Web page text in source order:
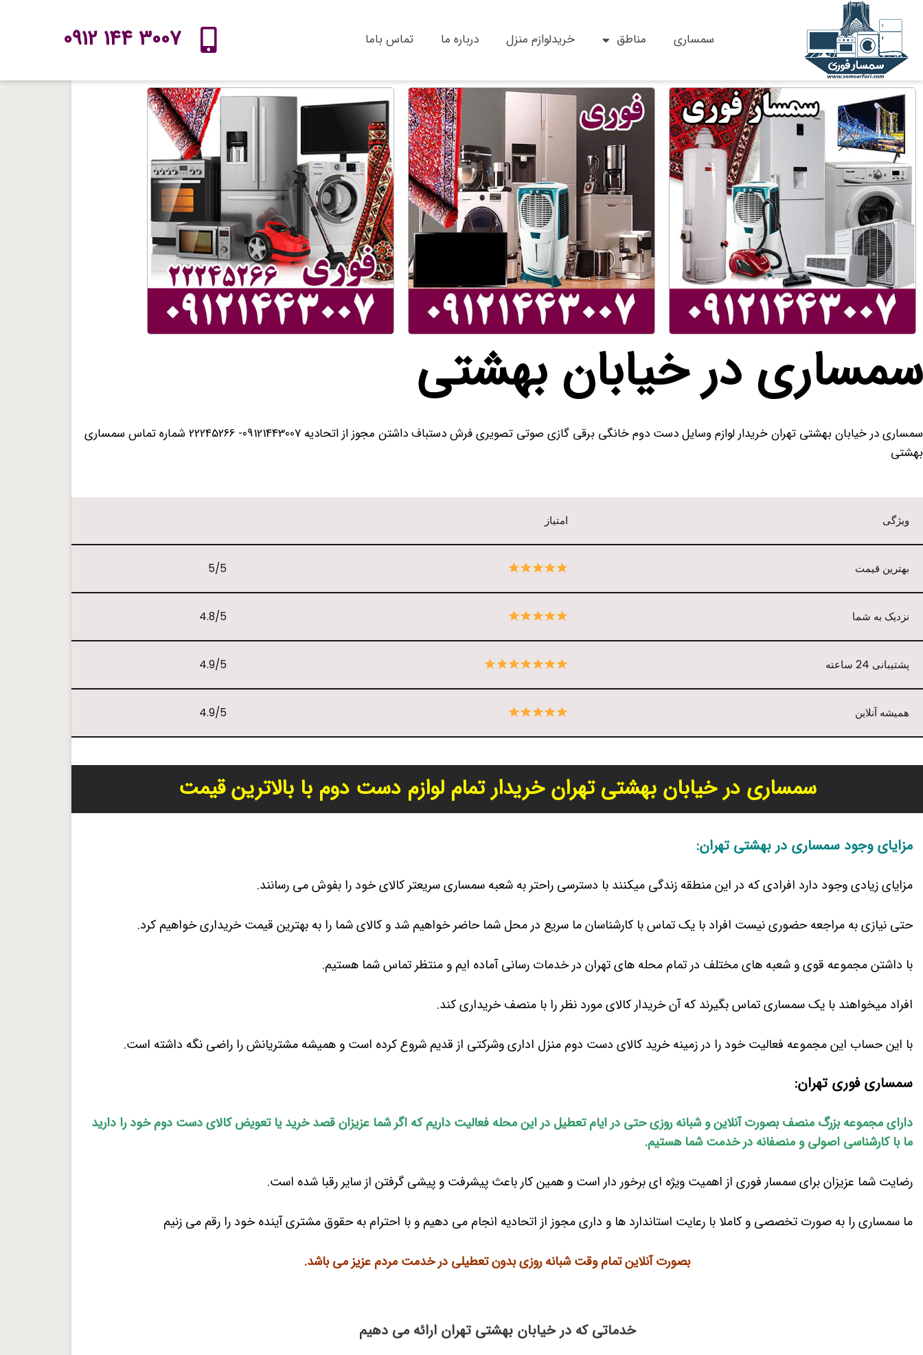
به
محتوا
سمساری مناطق خریدلوازم منزل درباره ما تماس باما 3007 144 0912
سمساری در خیابان بهشتی
سمساری در خیابان بهشتی تهران خریدار لوازم وسایل دست دوم خانگی برقی گازی صوتی تصویری فرش دستباف داشتن مجوز از اتحادیه 09121443007- 22245266 شماره تماس سمساری
بهشتی
ویژگی امتیاز
بهترین قیمت 5/5
نزدیک به شما 4.8/5
پشتیبانی 24 ساعته 4.9/5
همیشه آنلاین 4.9/5
سمساری در خیابان بهشتی تهران خریدار تمام لوازم دست دوم با بالاترین قیمت
مزایای وجود سمساری در بهشتی تهران:
مزایای زیادی وجود دارد افرادی که در این منطقه زندگی میکنند با دسترسی راحتر به شعبه سمساری سریعتر کالای خود را بفوش می رسانند.
حتی نیازی به مراجعه حضوری نیست افراد با یک تماس با کارشناسان ما سریع در محل شما حاضر خواهیم شد و کالای شما را به بهترین قیمت خریداری خواهیم کرد.
با داشتن مجموعه قوی و شعبه های مختلف در تمام محله های تهران در خدمات رسانی آماده ایم و منتظر تماس شما هستیم.
افراد میخواهند با یک سمساری تماس بگیرند که آن خریدار کالای مورد نظر را با منصف خریداری کند.
با این حساب این مجموعه فعالیت خود را در زمینه خرید کالای دست دوم منزل اداری وشرکتی از قدیم شروع کرده است و همیشه مشتریانش را راضی نگه داشته است.
سمساری فوری تهران:
دارای مجموعه بزرگ منصف بصورت آنلاین و شبانه روزی حتی در ایام تعطیل در این محله فعالیت داریم که اگر شما عزیزان قصد خرید یا تعویض کالای دست دوم خود را دارید
ما با کارشناسی اصولی و منصفانه در خدمت شما هستیم.
رضایت شما عزیزان برای سمسار فوری از اهمیت ویژه ای برخور دار است و همین کار باعث پیشرفت و پیشی گرفتن از سایر رقبا شده است.
ما سمساری را به صورت تخصصی و کاملا با رعایت استاندارد ها و داری مجوز از اتحادیه انجام می دهیم و با احترام به حقوق مشتری آینده خود را رقم می زنیم
بصورت آنلاین تمام وقت شبانه روزی بدون تعطیلی در خدمت مردم عزیز می باشد.
خدماتی که در خیابان بهشتی تهران ارائه می دهیم